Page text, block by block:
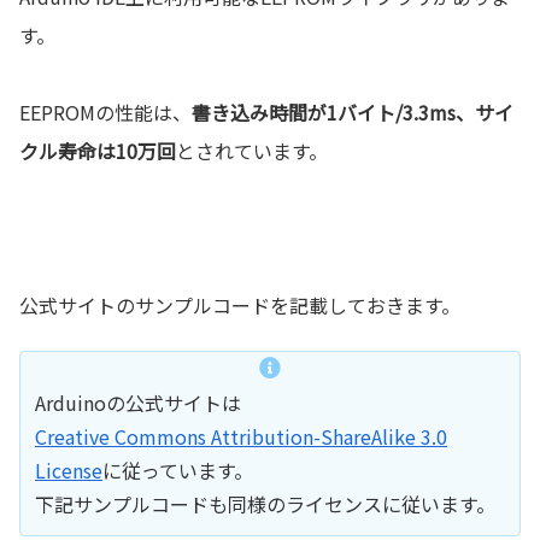
す。
EEPROMの性能は、 書き込み時間が1バイト/3.3ms、サイ
クル寿命は10万回とされています。
公式サイトのサンプルコードを記載しておきます。
Arduinoの公式サイトは
Creative Commons Attribution-ShareAlike 3.0
Licenseに従っています。
下記サンプルコードも同様のライセンスに従います。